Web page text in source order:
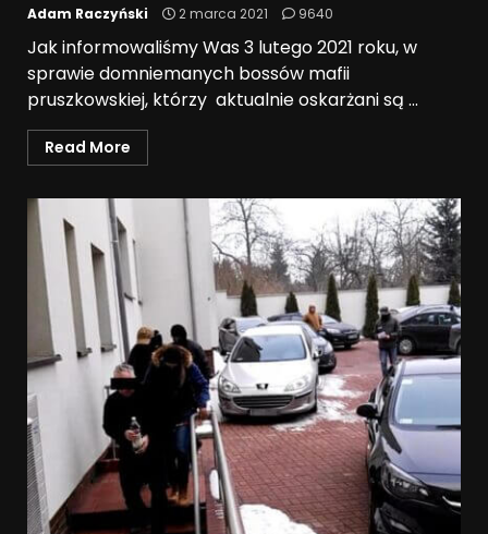
Adam Raczyński 2 marca 2021 9640
Jak informowaliśmy Was 3 lutego 2021 roku, w
sprawie domniemanych bossów mafii
pruszkowskiej, którzy aktualnie oskarżani są ...
Read More